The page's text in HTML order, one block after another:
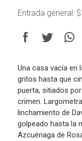
Entrada general:
Una casa vacía en
gritos hasta que
puerta, sitiados
crimen.
linchamiento de
golpeado hasta la
Azcuénaga de